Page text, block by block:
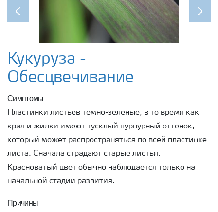
Previous Next
Кукуруза -
Обесцвечивание
Симптомы
Пластинки листьев темно-зеленые, в то время как
края и жилки имеют тусклый пурпурный оттенок,
который может распространяться по всей пластинке
листа. Сначала страдают старые листья.
Красноватый цвет обычно наблюдается только на
начальной стадии развития.
Причины